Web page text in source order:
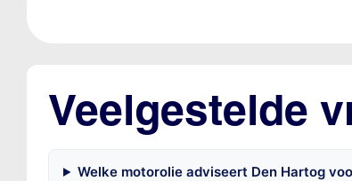
Veelgestelde
Welke motorolie adviseert Den Hartog